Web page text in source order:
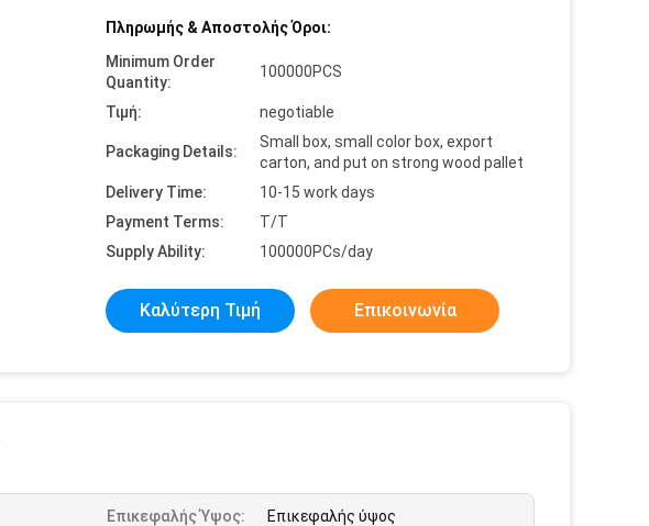
Πληρωμής & Αποστολής Όροι:
Minimum Order
Quantity:
100000PCS
Τιμή: negotiable
Packaging Details:
Small box, small color box, export
carton, and put on strong wood pallet
Delivery Time:
10-15 work days
Payment Terms:
T/T
Supply Ability:
100000PCs/day
Καλύτερη Τιμή Επικοινωνία
Επικεφαλής Ύψος: Επικεφαλής ύψος